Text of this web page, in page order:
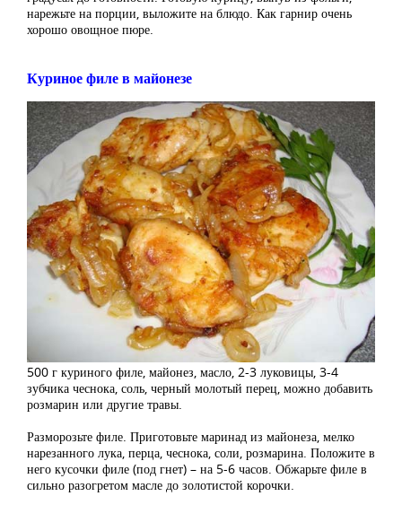
нарежьте на порции, выложите на блюдо. Как гарнир очень
хорошо овощное пюре.
Куриное филе в майонезе
500 г куриного филе, майонез, масло, 2-3 луковицы, 3-4
зубчика чеснока, соль, черный молотый перец, можно добавить
розмарин или другие травы.
Разморозьте филе. Приготовьте маринад из майонеза, мелко
нарезанного лука, перца, чеснока, соли, розмарина. Положите в
него кусочки филе (под гнет) – на 5-6 часов. Обжарьте филе в
сильно разогретом масле до золотистой корочки.